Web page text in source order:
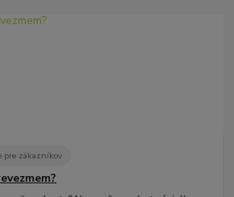
pre zákazníkov